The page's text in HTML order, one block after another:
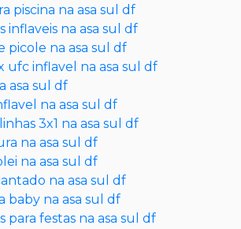
piscina na asa sul df
inflaveis na asa sul df
picole na asa sul df
ufc inflavel na asa sul df
asa sul df
na asa sul df
3x1 na asa sul df
na asa sul df
na asa sul df
na asa sul df
baby na asa sul df
para festas na asa sul df